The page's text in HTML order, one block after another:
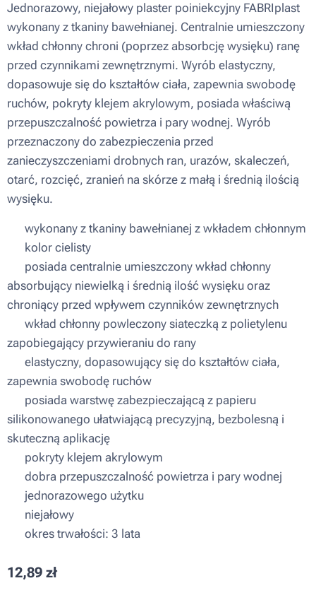
Jednorazowy, niejałowy plaster poiniekcyjny FABRIplast
wykonany z tkaniny bawełnianej. Centralnie umieszczony
wkład chłonny chroni (poprzez absorbcję wysięku) ranę
przed czynnikami zewnętrznymi. Wyrób elastyczny,
dopasowuje się do kształtów ciała, zapewnia swobodę
ruchów, pokryty klejem akrylowym, posiada właściwą
przepuszczalność powietrza i pary wodnej. Wyrób
przeznaczony do zabezpieczenia przed
zanieczyszczeniami drobnych ran, urazów, skaleczeń,
otarć, rozcięć, zranień na skórze z małą i średnią ilością
wysięku.
▪ wykonany z tkaniny bawełnianej z wkładem chłonnym
▪ kolor cielisty
▪ posiada centralnie umieszczony wkład chłonny
absorbujący niewielką i średnią ilość wysięku oraz
chroniący przed wpływem czynników zewnętrznych
▪ wkład chłonny powleczony siateczką z polietylenu
zapobiegający przywieraniu do rany
▪ elastyczny, dopasowujący się do kształtów ciała,
zapewnia swobodę ruchów
▪ posiada warstwę zabezpieczającą z papieru
silikonowanego ułatwiającą precyzyjną, bezbolesną i
skuteczną aplikację
▪ pokryty klejem akrylowym
▪ dobra przepuszczalność powietrza i pary wodnej
▪ jednorazowego użytku
▪ niejałowy
▪ okres trwałości: 3 lata
12,89 zł